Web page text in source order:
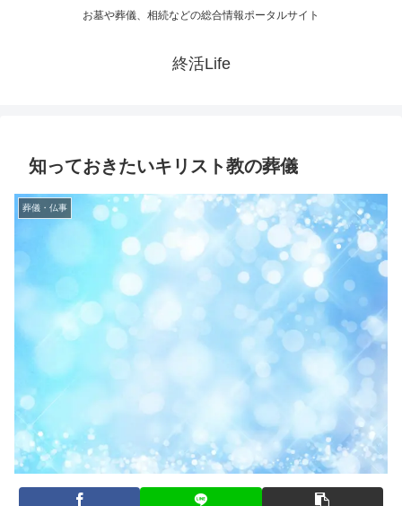
お墓や葬儀、相続などの総合情報ポータルサイト
終活Life
知っておきたいキリスト教の葬儀
葬儀・仏事